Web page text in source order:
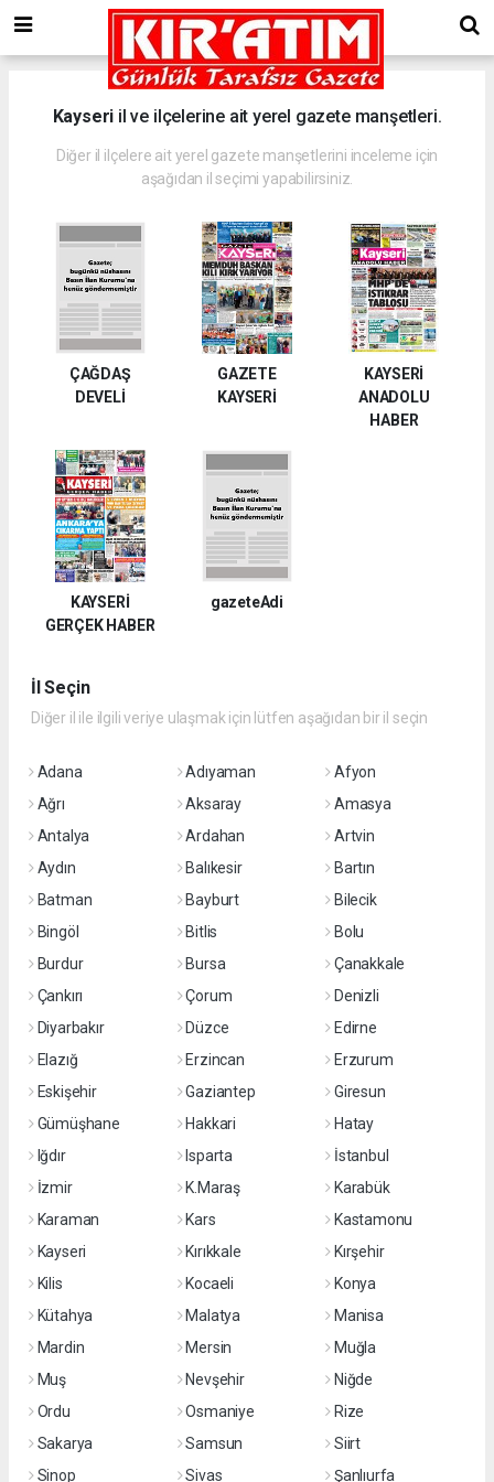
Kayseri il ve ilçelerine ait yerel gazete manşetleri.
Diğer il ilçelere ait yerel gazete manşetlerini inceleme için
aşağıdan il seçimi yapabilirsiniz.
ÇAĞDAŞ
DEVELİ
GAZETE
KAYSERİ
KAYSERİ
ANADOLU
HABER
KAYSERİ
GERÇEK HABER
gazeteAdi
İl Seçin
Diğer il ile ilgili veriye ulaşmak için lütfen aşağıdan bir il seçin
Adana Adıyaman
Afyon
Ağrı
Aksaray
Amasya
Antalya
Ardahan
Artvin
Aydın
Balıkesir
Bartın
Batman
Bayburt
Bilecik
Bingöl
Bitlis
Bolu
Burdur
Bursa
Çanakkale
Çankırı
Çorum
Denizli
Diyarbakır
Düzce
Edirne
Elazığ
Erzincan
Erzurum
Eskişehir
Gaziantep
Giresun
Gümüşhane
Hakkari
Hatay
Iğdır
Isparta
İstanbul
İzmir
K.Maraş
Karabük
Karaman
Kars
Kastamonu
Kayseri
Kırıkkale
Kırşehir
Kilis
Kocaeli
Konya
Kütahya
Malatya
Manisa
Mardin
Mersin
Muğla
Muş
Nevşehir
Niğde
Ordu
Osmaniye
Rize
Sakarya
Samsun
Siirt
Sinop
Sivas Şanlıurfa